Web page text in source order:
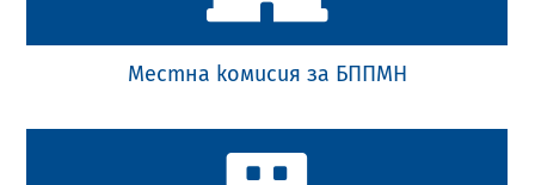
Местна комисия за БППМН